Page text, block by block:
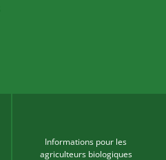
Informations pour les
agriculteurs biologiques